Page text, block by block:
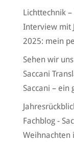
Lichttechnik –
Interview mit
2025: mein
Sehen wir
Saccani
Saccani – ein
Fachblog -
Weihnachten